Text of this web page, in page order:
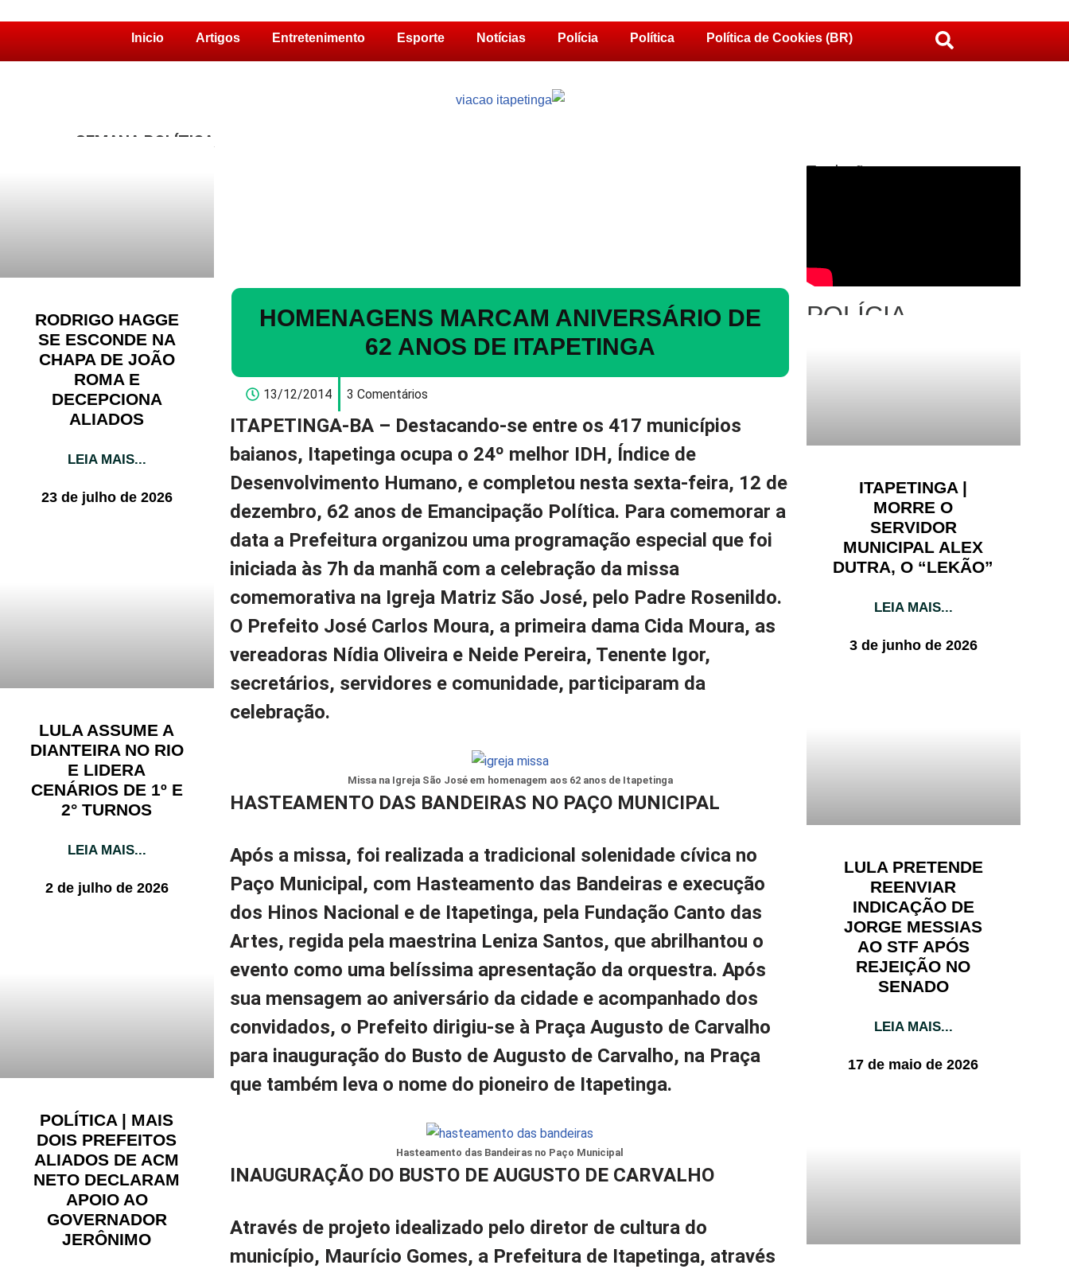
para
Inicio Artigos Entretenimento Esporte Notícias Polícia Política Política de Cookies (BR)
SEMANA POLÍTICA
RODRIGO HAGGE
SE ESCONDE NA
CHAPA DE JOÃO
ROMA E
DECEPCIONA
ALIADOS
LEIA MAIS...
23 de julho de 2026
LULA ASSUME A
DIANTEIRA NO RIO
E LIDERA
CENÁRIOS DE 1º E
2° TURNOS
LEIA MAIS...
2 de julho de 2026
POLÍTICA | MAIS
DOIS PREFEITOS
ALIADOS DE ACM
NETO DECLARAM
APOIO AO
GOVERNADOR
JERÔNIMO
HOMENAGENS MARCAM ANIVERSÁRIO DE
62 ANOS DE ITAPETINGA
13/12/2014 3 Comentários
ITAPETINGA-BA– Destacando-se entre os 417 municípios
baianos, Itapetinga ocupa o 24º melhor IDH, Índice de
Desenvolvimento Humano, e completou nesta sexta-feira, 12 de
dezembro, 62 anos de Emancipação Política. Para comemorar a
data a Prefeitura organizou uma programação especial que foi
iniciada às 7h da manhã com a celebração da missa
comemorativa na Igreja Matriz São José, pelo Padre Rosenildo.
O Prefeito José Carlos Moura, a primeira dama Cida Moura, as
vereadoras Nídia Oliveira e Neide Pereira, Tenente Igor,
secretários, servidores e comunidade, participaram da
celebração.
Missa na Igreja São José em homenagem aos 62 anos de Itapetinga
HASTEAMENTO DAS BANDEIRAS NO PAÇO MUNICIPAL
Após a missa, foi realizada a tradicional solenidade cívica no
Paço Municipal, com Hasteamento das Bandeiras e execução
dos Hinos Nacional e de Itapetinga, pela Fundação Canto das
Artes, regida pela maestrina Leniza Santos, que abrilhantou o
evento como uma belíssima apresentação da orquestra. Após
sua mensagem ao aniversário da cidade e acompanhado dos
convidados, o Prefeito dirigiu-se à Praça Augusto de Carvalho
para inauguração do Busto de Augusto de Carvalho, na Praça
que também leva o nome do pioneiro de Itapetinga.
Hasteamento das Bandeiras no Paço Municipal
INAUGURAÇÃO DO BUSTO DE AUGUSTO DE CARVALHO
Através de projeto idealizado pelo diretor de cultura do
município, Maurício Gomes, a Prefeitura de Itapetinga, através
Traduções
POLÍCIA
ITAPETINGA |
MORRE O
SERVIDOR
MUNICIPAL ALEX
DUTRA, O “LEKÃO”
LEIA MAIS...
3 de junho de 2026
LULA PRETENDE
REENVIAR
INDICAÇÃO DE
JORGE MESSIAS
AO STF APÓS
REJEIÇÃO NO
SENADO
LEIA MAIS...
17 de maio de 2026